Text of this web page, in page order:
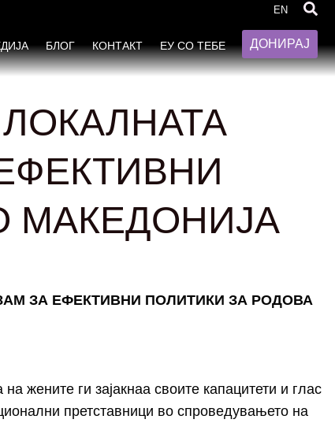
EN
БЛОГ КОНТАКТ ЕУ СО ТЕБЕ ДОНИРАЈ
МАКЕДОНИЈА
ЗА ЕФЕКТИВНИ ПОЛИТИКИ ЗА РОДОВА
жените ги зајакнаа своите капацитети и глас
претставници во спроведувањето на